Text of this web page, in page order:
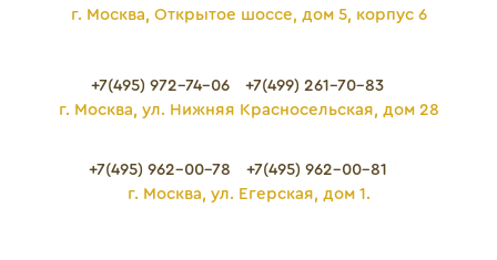
г. Москва, Открытое шоссе, дом 5, корпус 6
+7(495) 972-74-06
+7(499) 261-70-83
г. Москва, ул. Нижняя Красносельская, дом 28
+7(495) 962-00-78
+7(495) 962-00-81
г. Москва, ул. Егерская, дом 1.